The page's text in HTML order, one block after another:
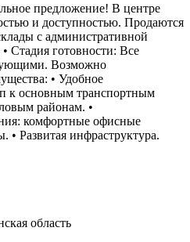
предложение! В центре
и доступностью. Продаются
с административной
Стадия готовности: Все
Возможно
• Удобное
к основным транспортным
районам. •
комфортные офисные
Развитая инфраструктура.
область